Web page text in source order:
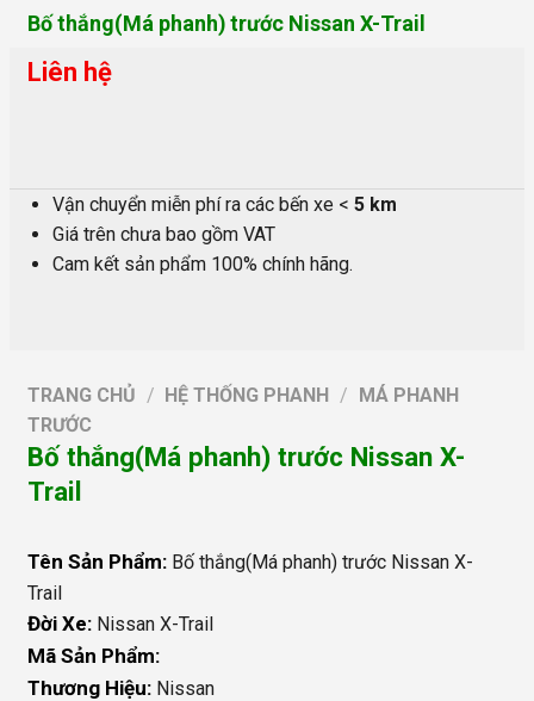
Bố thắng(Má phanh) trước Nissan X-Trail
Liên hệ
Vận chuyển miễn phí ra các bến xe < 5 km
Giá trên chưa bao gồm VAT
Cam kết sản phẩm 100% chính hãng.
TRANG CHỦ / HỆ THỐNG PHANH / MÁ PHANH
TRƯỚC
Bố thắng(Má phanh) trước Nissan X-
Trail
Tên Sản Phẩm: Bố thắng(Má phanh) trước Nissan X-
Trail
Đời Xe: Nissan X-Trail
Mã Sản Phẩm:
Thương Hiệu: Nissan